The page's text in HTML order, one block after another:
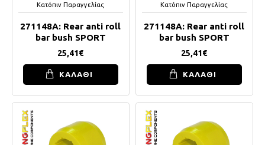
Κατόπιν Παραγγελίας
271148A: Rear anti roll
bar bush SPORT
25,41€
ΚΑΛΑΘΙ
Κατόπιν Παραγγελίας
271148A: Rear anti roll
bar bush SPORT
25,41€
ΚΑΛΑΘΙ